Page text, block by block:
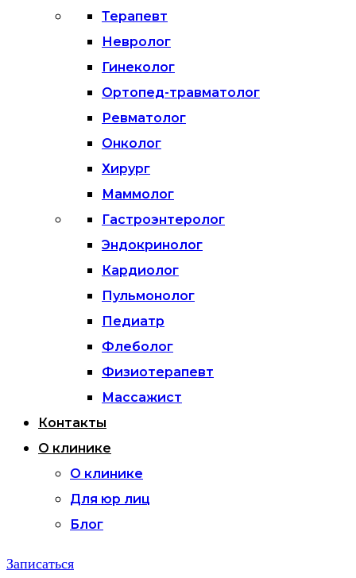
Терапевт
Невролог
Гинеколог
Ортопед-травматолог
Ревматолог
Онколог
Хирург
Маммолог
Гастроэнтеролог
Эндокринолог
Кардиолог
Пульмонолог
Педиатр
Флеболог
Физиотерапевт
Массажист
Контакты
О клинике
О клинике
Для юр лиц
Блог
Записаться